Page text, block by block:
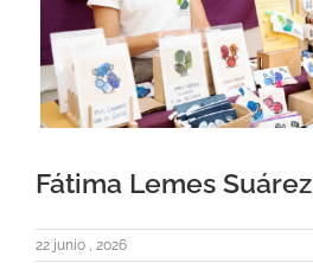
Fátima Lemes Suárez
22 junio , 2026